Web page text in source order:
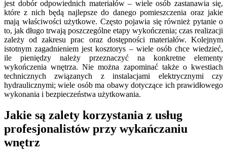
jest dobór odpowiednich materiałów – wiele osób zastanawia się,
które z nich będą najlepsze do danego pomieszczenia oraz jakie
mają właściwości użytkowe. Często pojawia się również pytanie o
to, jak długo trwają poszczególne etapy wykończenia; czas realizacji
zależy od zakresu prac oraz dostępności materiałów. Kolejnym
istotnym zagadnieniem jest kosztorys – wiele osób chce wiedzieć,
ile pieniędzy należy przeznaczyć na konkretne elementy
wykończenia wnętrza. Nie można zapominać także o kwestiach
technicznych związanych z instalacjami elektrycznymi czy
hydraulicznymi; wiele osób ma obawy dotyczące ich prawidłowego
wykonania i bezpieczeństwa użytkowania.
Jakie są zalety korzystania z usług
profesjonalistów przy wykańczaniu
wnętrz